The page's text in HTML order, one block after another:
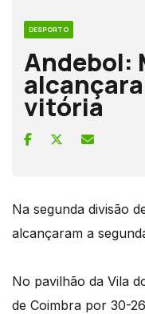
DESPORTO
Andebol:
vitória
Na segunda divisão
alcançaram a
No pavilhão da Vila
de Coimbra por 30-